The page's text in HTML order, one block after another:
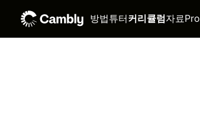
방법튜터커리큘럼자료Pro